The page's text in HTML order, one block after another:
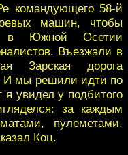
командующего 58-й
машин, чтобы
в Южной Осетии
Въезжали в
Зарская дорога
И мы решили идти по
я увидел у подбитого
за каждым
пулеметами.
Коц.